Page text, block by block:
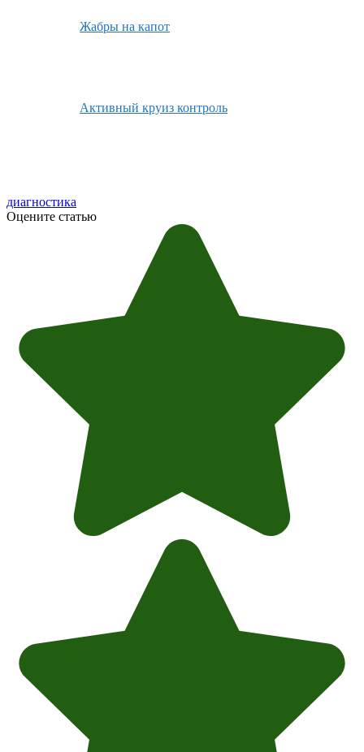
Жабры на капот
Активный круиз контроль
диагностика
Оцените статью